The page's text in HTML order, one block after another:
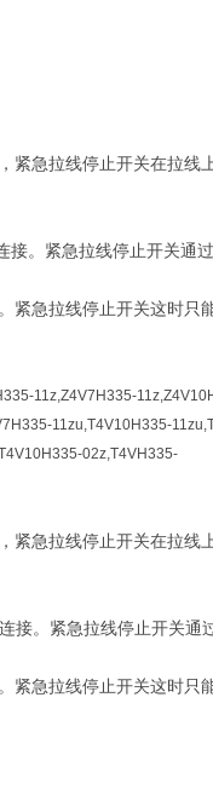
急拉线停止开关在拉线
。紧急拉线停止开关通
紧急拉线停止开关这时只
11z,Z4V7H335-
11zu,T4V10H335-
02z,T4VH335-
急拉线停止开关在拉线
。紧急拉线停止开关通
紧急拉线停止开关这时只